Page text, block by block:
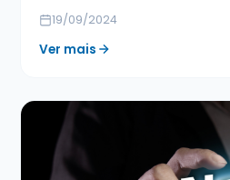
19/09/2024
Ver mais